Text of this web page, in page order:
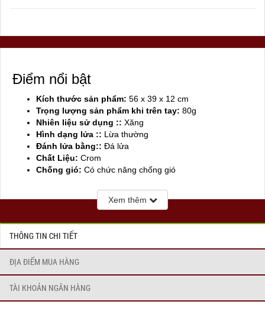
Điểm nổi bật
Kích thước sản phẩm: 56 x 39 x 12 cm
Trọng lượng sản phẩm khi trên tay: 80g
Nhiên liệu sử dụng :: Xăng
Hình dạng lửa :: Lừa thường
Đánh lửa bằng:: Đá lửa
Chất Liệu: Crom
Chống gió: Có chức năng chống gió
Xem thêm
THÔNG TIN CHI TIẾT
ĐỊA ĐIỂM MUA HÀNG
TÀI KHOẢN NGÂN HÀNG